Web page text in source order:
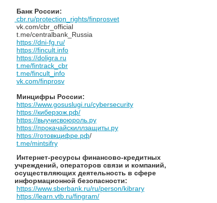
Банк России:
cbr.ru/protection_rights/finprosvet
vk.com/cbr_official
t.me/centralbank_Russia
https://dni-fg.ru/
https://fincult.info
https://doligrа.ru
t.me/fintrack_cbr
t.me/fincult_info
vk.com/finрrosv
Минцифры России:
https://www.gosuslugi.ru/cybersecurity
https://киберзож.рф/
https://выучисвоюроль.ру
https://прокачайскиллзащиты.ру
https://готовкцифре.рф/
t.me/mintsifry
Интернет-ресурсы финансово-кредитных
учреждений, операторов связи и компаний,
осуществляющих деятельность в сфере
информационной безопасности:
https://www.sberbank.ru/ru/person/kibrary
https://learn.vtb.ru/fingram/